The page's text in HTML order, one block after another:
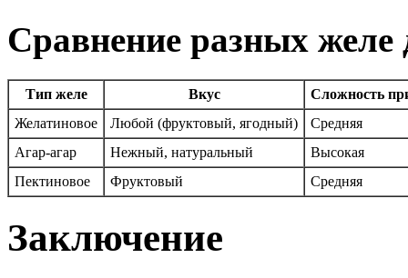
Сравнение разных желе
Тип желе Вкус
Сложность
Желатиновое
Любой (фруктовый, ягодный)
Средняя
Агар-агар
Нежный, натуральный
Высокая
Пектиновое
Фруктовый Средняя
Заключение